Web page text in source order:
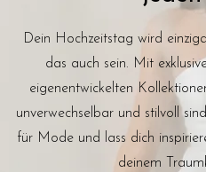
Dein Hochzeitstag wird
das auch sein. Mit
eigenentwickelten
unverwechselbar und stilvoll
für Mode und lass dich
deinem